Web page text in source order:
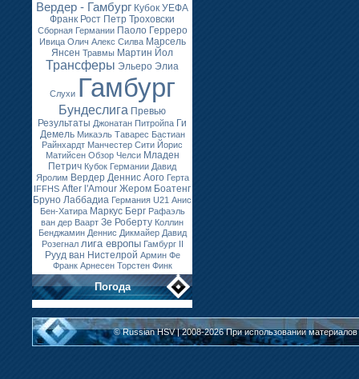
Вердер - Гамбург Кубок УЕФА
Франк Рост Петр Троховски
Сборная Германии Паоло Герреро
Ивица Олич Алекс Силва Марсель
Янсен Травмы Мартин Йол
Трансферы Эльеро Элиа
Слухи Гамбург
Бундеслига Превью
Результаты Джонатан Питройпа Ги
Демель Микаэль Таварес Бастиан
Райнхардт Манчестер Сити Йорис
Матийсен Обзор Челси Младен
Петрич Кубок Германии Давид
Яролим Вердер Деннис Аого Герта
IFFHS After l'Amour Жером Боатенг
Бруно Лаббадиа Германия U21 Анис
Бен-Хатира Маркус Берг Рафаэль
ван дер Ваарт Зе Роберту Коллин
Бенджамин Деннис Дикмайер Давид
Розегнал лига европы Гамбург II
Рууд ван Нистелрой Армин Фе
Франк Арнесен Торстен Финк
Погода
© Russian HSV | 2008-2026При использовании материалов